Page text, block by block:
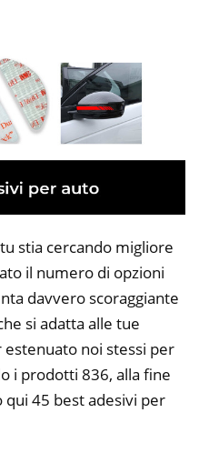
stia cercando migliore
il numero di opzioni
davvero scoraggiante
si adatta alle tue
estenuato noi stessi per
i prodotti 836, alla fine
qui 45 best adesivi per